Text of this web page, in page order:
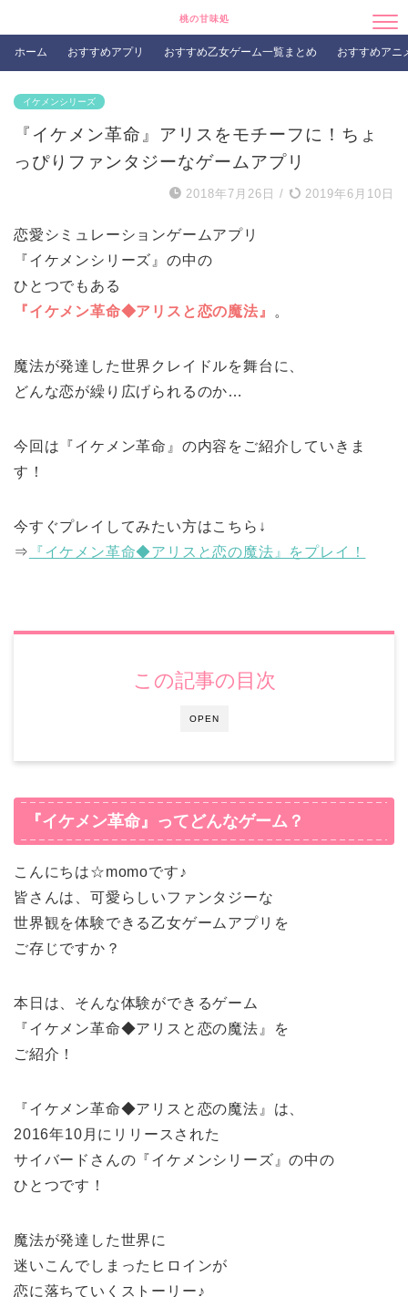
桃の甘味処
ホーム おすすめアプリ おすすめ乙女ゲーム一覧まとめ おすすめアニ
イケメンシリーズ
『イケメン革命』アリスをモチーフに！ちょ
っぴりファンタジーなゲームアプリ
2018年7月26日 / 2019年6月10日
恋愛シミュレーションゲームアプリ
『イケメンシリーズ』の中の
ひとつでもある
『イケメン革命◆アリスと恋の魔法』
。
魔法が発達した世界クレイドルを舞台に、
どんな恋が繰り広げられるのか…
今回は『イケメン革命』の内容をご紹介していきま
す！
今すぐプレイしてみたい方はこちら↓
⇒
『イケメン革命◆アリスと恋の魔法』をプレイ！
OPEN
この記事の目次
『イケメン革命』ってどんなゲーム？
こんにちは☆momoです♪
皆さんは、可愛らしいファンタジーな
世界観を体験できる乙女ゲームアプリを
ご存じですか？
本日は、そんな体験ができるゲーム
『イケメン革命◆アリスと恋の魔法』を
ご紹介！
『イケメン革命◆アリスと恋の魔法』は、
2016年10月にリリースされた
サイバードさんの『イケメンシリーズ』の中の
ひとつです！
魔法が発達した世界に
迷いこんでしまったヒロインが
恋に落ちていくストーリー♪